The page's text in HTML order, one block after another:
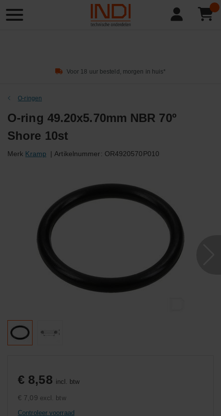
Product
zoeken
Voor 18 uur besteld, morgen in huis*
O-ringen
O-ring 49.20x5.70mm NBR 70º
Shore 10st
Merk Kramp | Artikelnummer: OR4920570P010
€ 8,58 incl. btw
€ 7,09 excl. btw
Controleer voorraad